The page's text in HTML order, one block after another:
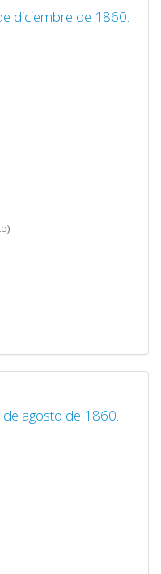
diciembre de 1860.
agosto de 1860.